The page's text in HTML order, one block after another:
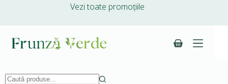
Vezi toate promoțiile